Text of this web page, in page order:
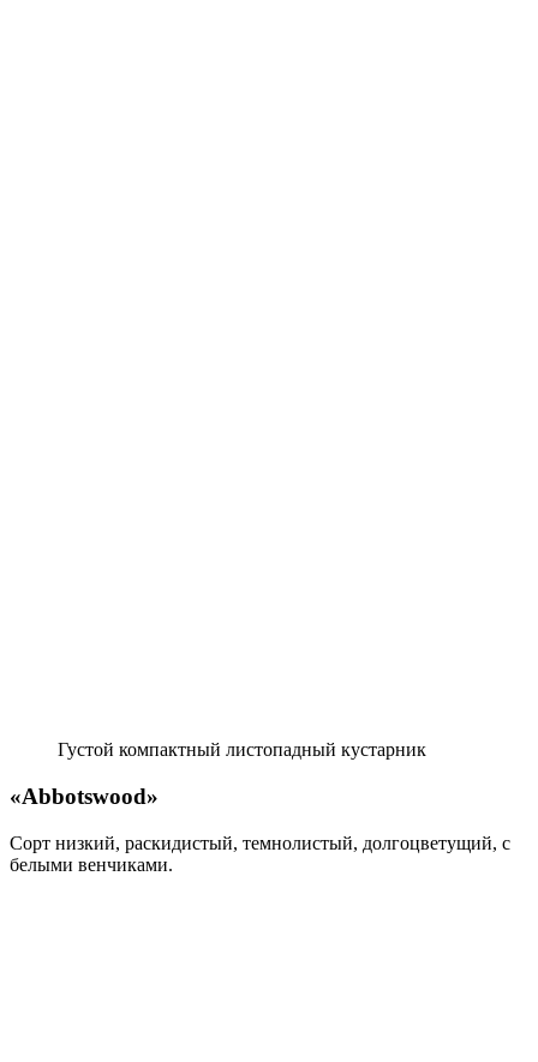
Густой компак­тный листопадный кустарник
«Abbotswood»
Сорт низкий, раски­дистый, темнолистый, долгоцветущий, с
белыми венчиками.